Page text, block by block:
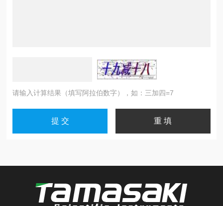
请输入计算结果（填写阿拉伯数字），如：三加四=7